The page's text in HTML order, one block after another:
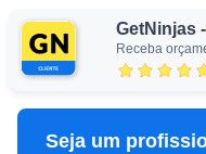
GetNinjas
Receba
Seja um